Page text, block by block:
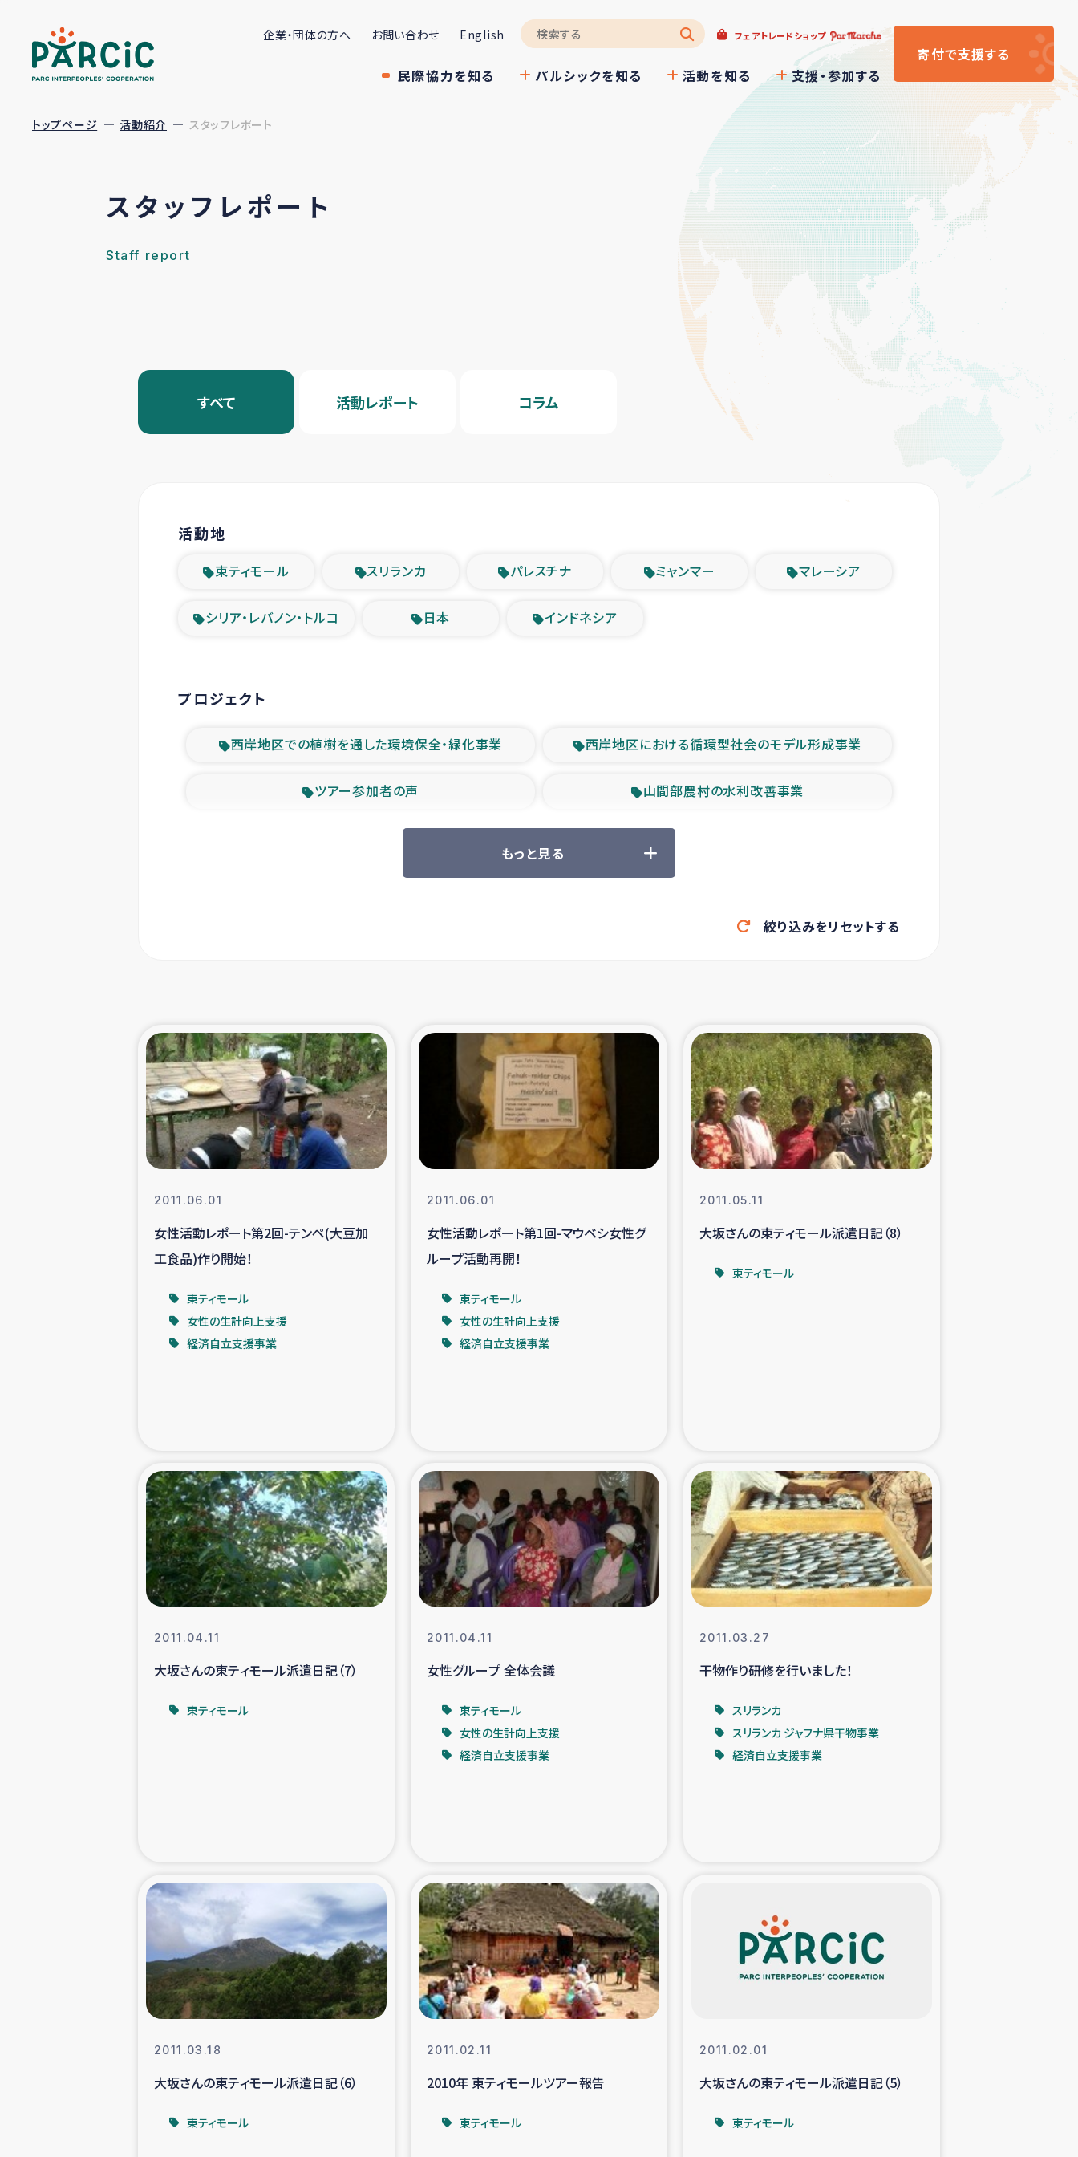
企業・団体の方へ お問い合わせ English フェアトレードショップ
民際協力を知る パルシックを知る 活動を知る 支援・参加する
寄付で支援する
トップページ 活動紹介 スタッフレポート
スタッフレポート
Staff report
すべて 活動レポート コラム
活動地
東ティモール スリランカ パレスチナ ミャンマー マレーシア
シリア・レバノン・トルコ 日本 インドネシア
プロジェクト
西岸地区での植樹を通した環境保全・緑化事業 西岸地区における循環型社会のモデル形成事業
ツアー参加者の声 山間部農村の水利改善事業
緊急救援の時代 森林保全型農業の支援事業
東ティモール豪雨緊急支援 大雨による洪水被災者支援
シリア国内避難民・帰還民の生活再建支援
スリランカ 緊急人道支援 スリランカ南部洪水被災者支援
スリランカの南北女性をつなぐサリー・リサイクル・プロジ
ェクト
復興支援事業
ガザ人道支援 令和6年能登半島地震 緊急支援
ミャンマー緊急支援
タイ国境ミャンマー移民子ども支援
海外ルーツの市民との共生 神原ゼミxパルシック
石巻市街地在宅被災者支援 復興応援隊の活動
仮設住宅生活支援・農業復興支援 漁業復興支援
インターン・ボランティア日誌 経済自立支援事業
ガザ地区における羊の畜産支援 ガザ地区での公園の緑化を通じた支援事業
ガザ地区における被災住民への緊急支援 ガザ地区酪農を通した女性グループの生計支援
民際教育
トルコ・シリア地震被災者支援 デニヤヤ小規模紅茶農家支援
コーヒー生産者支援 アイナロ県マウベシ郡でのコーヒー畑改善事業
アグロフォレストリー（カカオ）事業
もっと見る
絞り込みをリセットする
2011.06.01
女性活動レポート第2回-テンペ(大豆加
工食品)作り開始！
東ティモール
女性の生計向上支援
経済自立支援事業
2011.06.01
女性活動レポート第1回-マウベシ女性グ
ループ活動再開！
東ティモール
女性の生計向上支援
経済自立支援事業
2011.05.11
大坂さんの東ティモール派遣日記（8）
東ティモール
2011.04.11
大坂さんの東ティモール派遣日記（7）
東ティモール
2011.04.11
女性グループ 全体会議
東ティモール
女性の生計向上支援
経済自立支援事業
2011.03.27
干物作り研修を行いました！
スリランカ
スリランカ ジャフナ県干物事業
経済自立支援事業
2011.03.18
大坂さんの東ティモール派遣日記（6）
東ティモール
2011.02.11
2010年 東ティモールツアー報告
東ティモール
2011.02.01
大坂さんの東ティモール派遣日記（5）
東ティモール